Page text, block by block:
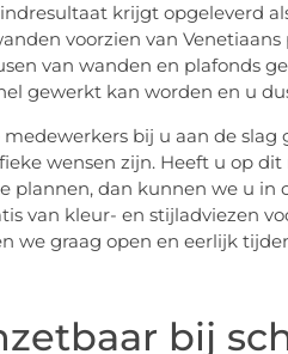
krijgt opgeleverd
voorzien van
van wanden en plafonds
gewerkt kan worden en u
medewerkers bij u aan de
wensen zijn. Heeft u op
plannen, dan kunnen we u
van kleur- en stijladviezen
we graag open en eerlijk
bij